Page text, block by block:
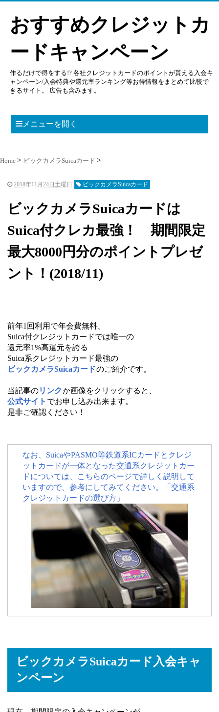
おすすめクレジットカ
ードキャンペーン
作るだけで得をする!? 各社クレジットカードのポイントが貰える入会キ
ャンペーン/入会特典や還元率ランキング等お得情報をまとめて比較で
きるサイト。 広告も含みます。
メニューを開く
Home ビックカメラSuicaカード
2018年11月24日土曜日 ビックカメラSuicaカード
ビックカメラSuicaカードは
Suica付クレカ最強！ 期間限定
最大8000円分のポイントプレゼ
ント！(2018/11)
前年1回利用で年会費無料、
Suica付クレジットカードでは唯一の
還元率1%高還元を誇る
Suica系クレジットカード最強の
ビックカメラSuicaカードのご紹介です。
当記事のリンクか画像をクリックすると、
公式サイト でお申し込み出来ます。
是非ご確認ください！
なお、SuicaやPASMO等鉄道系ICカードとクレジ
ットカードが一体となった交通系クレジットカー
ドについては、こちらのページで詳しく説明して
いますので、参考にしてみてください。「交通系
クレジットカードの選び方」
ビックカメラSuicaカード入会キャ
ンペーン